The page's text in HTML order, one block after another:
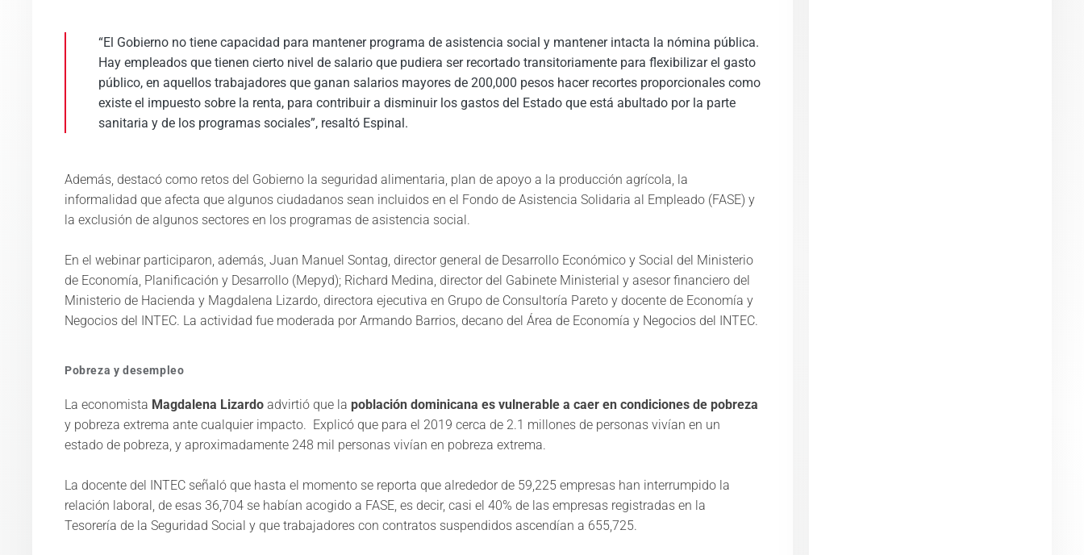
“El Gobierno no tiene capacidad para mantener programa de asistencia social y mantener intacta la nómina pública.
Hay empleados que tienen cierto nivel de salario que pudiera ser recortado transitoriamente para flexibilizar el gasto
público, en aquellos trabajadores que ganan salarios mayores de 200,000 pesos hacer recortes proporcionales como
existe el impuesto sobre la renta, para contribuir a disminuir los gastos del Estado que está abultado por la parte
sanitaria y de los programas sociales”, resaltó Espinal.​
Además, destacó como retos del Gobierno la seguridad alimentaria, plan de apoyo a la producción agrícola, la
informalidad que afecta que algunos ciudadanos sean incluidos en el Fondo de Asistencia Solidaria al Empleado (FASE) y
la exclusión de algunos sectores en los programas de asistencia social.​
En el webinar participaron, además, Juan Manuel Sontag, director general de Desarrollo Económico y Social del Ministerio
de Economía, Planificación y Desarrollo (Mepyd); Richard Medina, director del Gabinete Ministerial y asesor financiero del
Ministerio de Hacienda y Magdalena Lizardo, directora ejecutiva en Grupo de Consultoría Pareto y docente de Economía y
Negocios del INTEC. La actividad fue moderada por Armando Barrios, decano del Área de Economía y Negocios del INTEC.​
Pobreza y desempleo​
La economista Magdalena Lizardo advirtió que la población dominicana es vulnerable a caer en condiciones de pobreza
y pobreza extrema ante cualquier impacto. Explicó que para el 2019 cerca de 2.1 millones de personas vivían en un
estado de pobreza, y aproximadamente 248 mil personas vivían en pobreza extrema. ​
La docente del INTEC señaló que hasta el momento se reporta que alrededor de 59,225 empresas han interrumpido la
relación laboral, de esas 36,704 se habían acogido a FASE, es decir, casi el 40% de las empresas registradas en la
Tesorería de la Seguridad Social y que trabajadores con contratos suspendidos ascendían a 655,725.​